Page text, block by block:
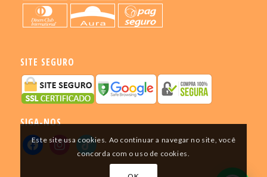
SITE SEGURO
SIGA-NOS
Este site usa cookies. Ao continuar a navegar no site, você
concorda com o uso de cookies.